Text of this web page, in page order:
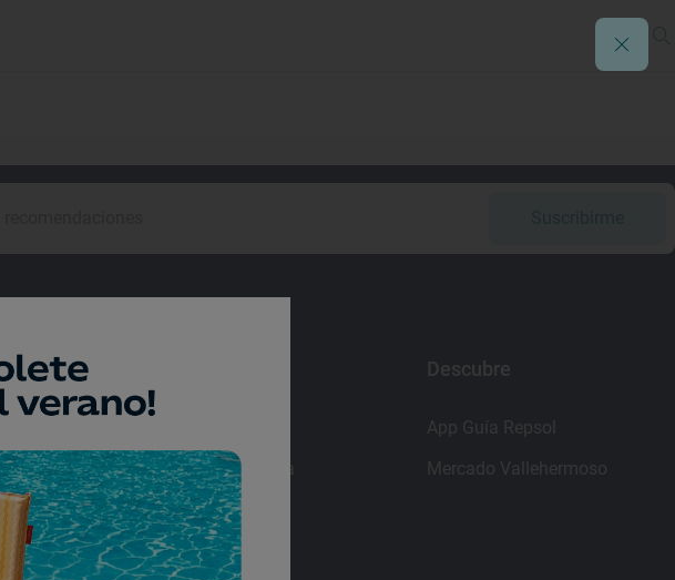
Sala de prensa
Canal de ética
Descubre
App Guía Repsol
Mercado Vallehermoso